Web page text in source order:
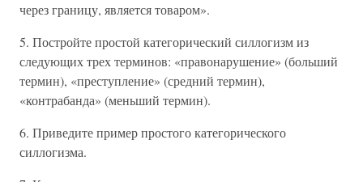
через границу, является товаром».
5. Постройте простой категорический силлогизм из
следующих трех терминов: «правонарушение» (больший
термин), «преступление» (средний термин),
«контрабанда» (меньший термин).
6. Приведите пример простого категорического
силлогизма.